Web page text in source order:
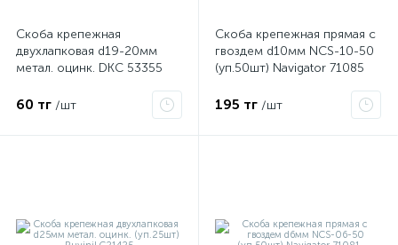
Скоба крепежная
двухлапковая d19-20мм
метал. оцинк. DKC 53355
60 тг /шт
Скоба крепежная прямая с
гвоздем d10мм NCS-10-50
(уп.50шт) Navigator 71085
195 тг /шт